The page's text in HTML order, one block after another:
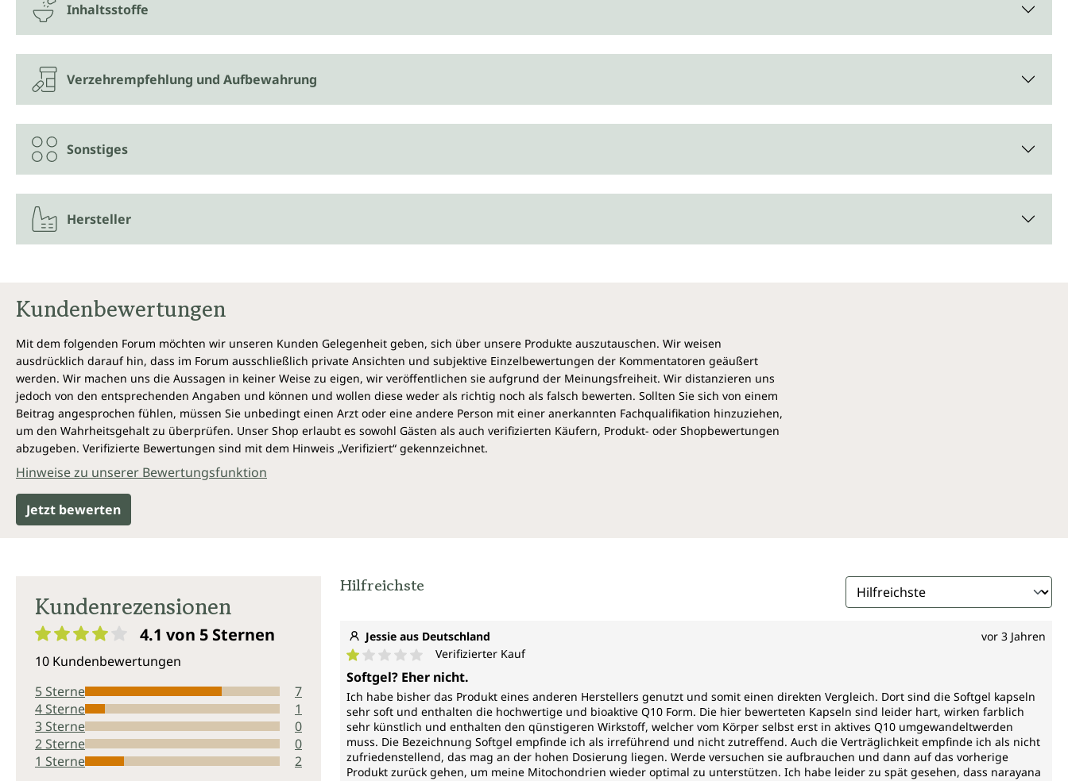
Inhaltsstoffe
Verzehrempfehlung und Aufbewahrung
Sonstiges
Hersteller
Kundenbewertungen
Mit dem folgenden Forum möchten wir unseren Kunden Gelegenheit geben, sich über unsere Produkte auszutauschen. Wir weisen
ausdrücklich darauf hin, dass im Forum ausschließlich private Ansichten und subjektive Einzelbewertungen der Kommentatoren geäußert
werden. Wir machen uns die Aussagen in keiner Weise zu eigen, wir veröffentlichen sie aufgrund der Meinungsfreiheit. Wir distanzieren uns
jedoch von den entsprechenden Angaben und können und wollen diese weder als richtig noch als falsch bewerten. Sollten Sie sich von einem
Beitrag angesprochen fühlen, müssen Sie unbedingt einen Arzt oder eine andere Person mit einer anerkannten Fachqualifikation hinzuziehen,
um den Wahrheitsgehalt zu überprüfen. Unser Shop erlaubt es sowohl Gästen als auch verifizierten Käufern, Produkt- oder Shopbewertungen
abzugeben. Verifizierte Bewertungen sind mit dem Hinweis „Verifiziert“ gekennzeichnet.
Hinweise zu unserer Bewertungsfunktion
Jetzt bewerten
Kundenrezensionen
4.1 von 5 Sternen
10 Kundenbewertungen
5 Sterne
7
4 Sterne
1
3 Sterne
0
2 Sterne
0
1 Sterne
2
Hilfreichste
Jessie aus Deutschland vor 3 Jahren
Durchschnittliche Bewertung von 1 von 5 Sternen
Verifizierter Kauf
Softgel? Eher nicht.
Ich habe bisher das Produkt eines anderen Herstellers genutzt und somit einen direkten Vergleich. Dort sind die Softgel kapseln
sehr soft und enthalten die hochwertige und bioaktive Q10 Form. Die hier bewerteten Kapseln sind leider hart, wirken farblich
sehr künstlich und enthalten den qünstigeren Wirkstoff, welcher vom Körper selbst erst in aktives Q10 umgewandeltwerden
muss. Die Bezeichnung Softgel empfinde ich als irreführend und nicht zutreffend. Auch die Verträglichkeit empfinde ich als nicht
zufriedenstellend, das mag an der hohen Dosierung liegen. Werde versuchen sie aufbrauchen und dann auf das vorherige
Produkt zurück gehen, um meine Mitochondrien wieder optimal zu unterstützen. Ich habe leider zu spät gesehen, dass narayana